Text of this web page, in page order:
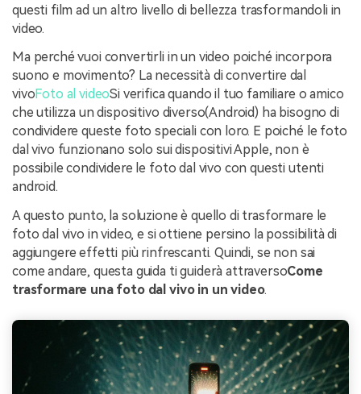
questi film ad un altro livello di bellezza trasformandoli in
video.
Ma perché vuoi convertirli in un video poiché incorpora
suono e movimento? La necessità di convertire dal
vivoFoto al videoSi verifica quando il tuo familiare o amico
che utilizza un dispositivo diverso(Android) ha bisogno di
condividere queste foto speciali con loro. E poiché le foto
dal vivo funzionano solo sui dispositivi Apple, non è
possibile condividere le foto dal vivo con questi utenti
android.
A questo punto, la soluzione è quello di trasformare le
foto dal vivo in video, e si ottiene persino la possibilità di
aggiungere effetti più rinfrescanti. Quindi, se non sai
come andare, questa guida ti guiderà attraversoCome
trasformare una foto dal vivo in un video.